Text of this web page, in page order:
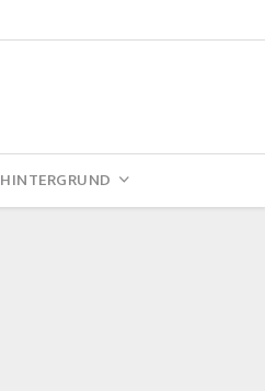
HINTERGRUND